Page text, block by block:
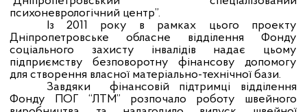
психоневрологічний центр”.
Із 2011 року в рамках цього проекту
Дніпропетровське обласне відділення Фонду
соціального захисту інвалідів надає цьому
підприємству безповоротну фінансову допомогу
для створення власної матеріально-технічної бази.
Завдяки
фінансовій підтримці відділення
Фонду ПОГ “ЛТМ” розпочало роботу швейного